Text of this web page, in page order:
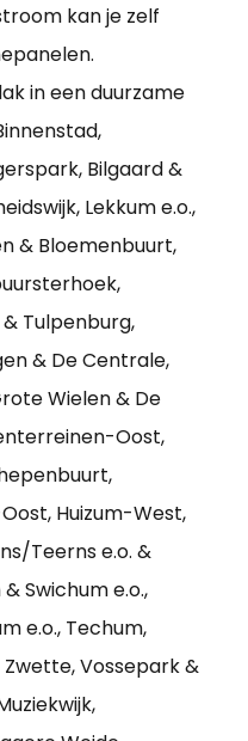
kan je zelf
in een duurzame
Bilgaard &
Lekkum e.o.,
& Bloemenbuurt,
Tulpenburg,
& De Centrale,
Wielen & De
Oost,
Huizum-West,
Teerns e.o. &
Swichum e.o.,
e.o., Techum,
Vossepark &